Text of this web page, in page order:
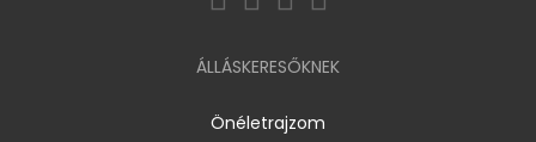
ÁLLÁSKERESŐKNEK
Önéletrajzom